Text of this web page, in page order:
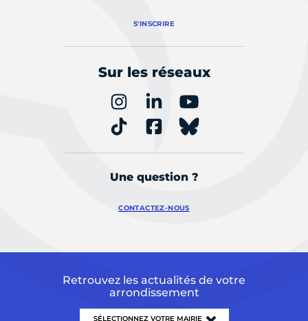
S'INSCRIRE
Sur les réseaux
Une question ?
CONTACTEZ-NOUS
Retrouvez les actualités de votre
arrondissement